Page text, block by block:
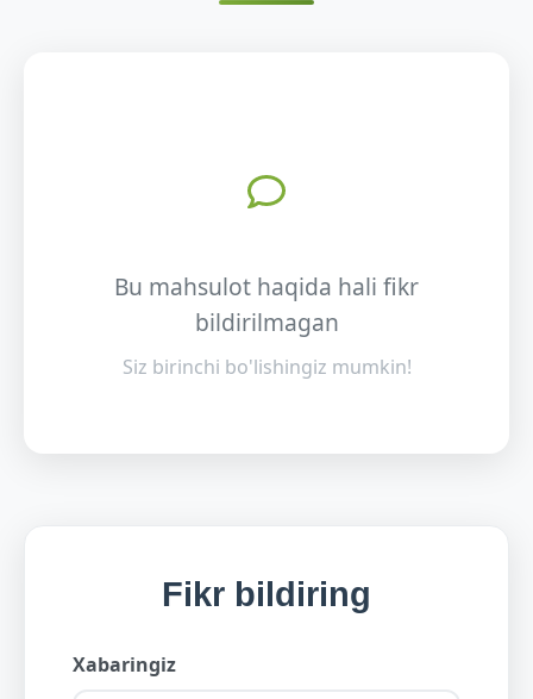
Bu mahsulot haqida hali fikr
bildirilmagan
Siz birinchi bo'lishingiz mumkin!
Fikr bildiring
Xabaringiz